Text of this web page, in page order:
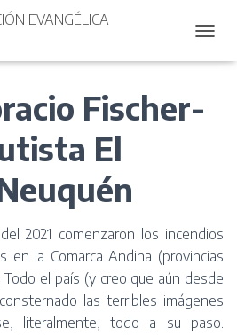
EVANGÉLICA
Fischer-
El
2021 comenzaron los incendios
en la Comarca Andina (provincias
el país (y creo que aún desde
las terribles imágenes
literalmente, todo a su paso.